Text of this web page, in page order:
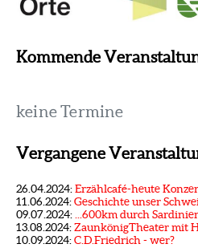
Kommende
keine Termine
Vergangene
26.04.2024:Erzählcafé-heute
11.06.2024:Geschichte unser
09.07.2024:
...600km durch
13.08.2024:ZaunkönigTheater mit
10.09.2024:C.D.Friedrich - wer?